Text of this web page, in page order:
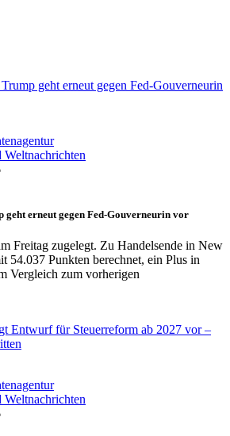
Weltnachrichten
geht erneut gegen Fed-Gouverneurin vor
Freitag zugelegt. Zu Handelsende in New
54.037 Punkten berechnet, ein Plus in
Vergleich zum vorherigen
Weltnachrichten